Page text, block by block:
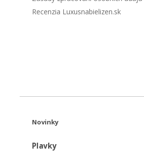
Recenzia Luxusnabielizen.sk
Novinky
Plavky